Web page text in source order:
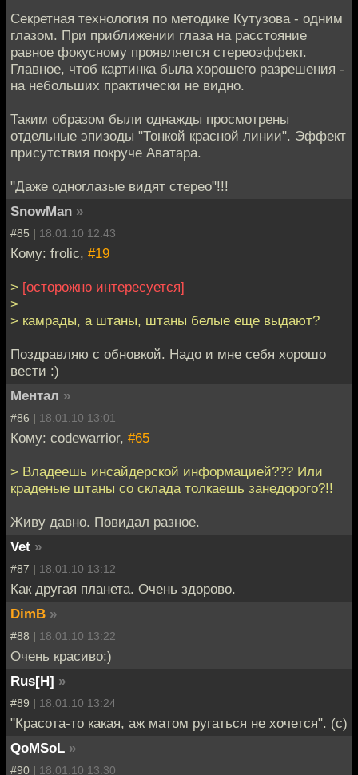
Секретная технология по методике Кутузова - одним
глазом. При приближении глаза на расстояние
равное фокусному проявляется стереоэффект.
Главное, чтоб картинка была хорошего разрешения -
на небольших практически не видно.
Таким образом были однажды просмотрены
отдельные эпизоды "Тонкой красной линии". Эффект
присутствия покруче Аватара.
"Даже одноглазые видят стерео"!!!
SnowMan »
#85 | 18.01.10 12:43
Кому: frolic, #19
> [осторожно интересуется]
>
> камрады, а штаны, штаны белые еще выдают?
Поздравляю с обновкой. Надо и мне себя хорошо
вести :)
Ментал »
#86 | 18.01.10 13:01
Кому: codewarrior, #65
> Владеешь инсайдерской информацией??? Или
краденые штаны со склада толкаешь занедорого?!!
Живу давно. Повидал разное.
Vet »
#87 | 18.01.10 13:12
Как другая планета. Очень здорово.
DimB »
#88 | 18.01.10 13:22
Очень красиво:)
Rus[H] »
#89 | 18.01.10 13:24
"Красота-то какая, аж матом ругаться не хочется". (с)
QoMSoL »
#90 | 18.01.10 13:30